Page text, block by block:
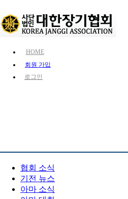
HOME
회원 가입
로그인
협회 소식
기전 뉴스
아마 소식